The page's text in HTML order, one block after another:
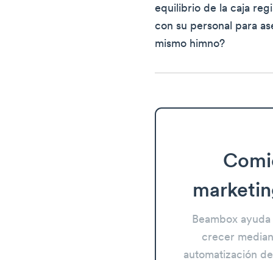
equilibrio de la caja
con su personal para
mismo himno?
Beambox
crecer
automatización